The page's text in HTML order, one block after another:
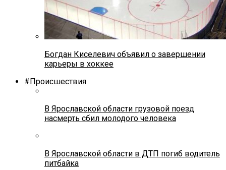
Богдан Киселевич объявил о завершении
карьеры в хоккее
#Происшествия
В Ярославской области грузовой поезд
насмерть сбил молодого человека
В Ярославской области в ДТП погиб водитель
питбайка